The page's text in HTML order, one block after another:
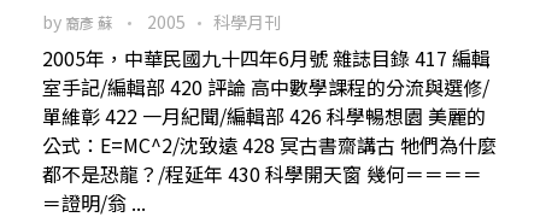
by 裔彥 蘇 2005 科學月刊
2005年，中華民國九十四年6月號 雜誌目錄 417 編輯
室手記/編輯部 420 評論 高中數學課程的分流與選修/
單維彰 422 一月紀聞/編輯部 426 科學暢想園 美麗的
公式：E=MC^2/沈致遠 428 冥古書齋講古 牠們為什麼
都不是恐龍？/程延年 430 科學開天窗 幾何＝＝＝＝
＝證明/翁 ...